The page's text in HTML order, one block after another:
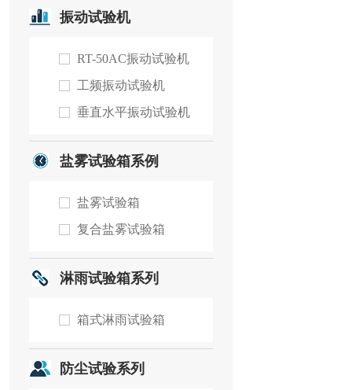
振动试验机
RT-50AC振动试验机
工频振动试验机
垂直水平振动试验机
盐雾试验箱系例
盐雾试验箱
复合盐雾试验箱
淋雨试验箱系列
箱式淋雨试验箱
防尘试验系列